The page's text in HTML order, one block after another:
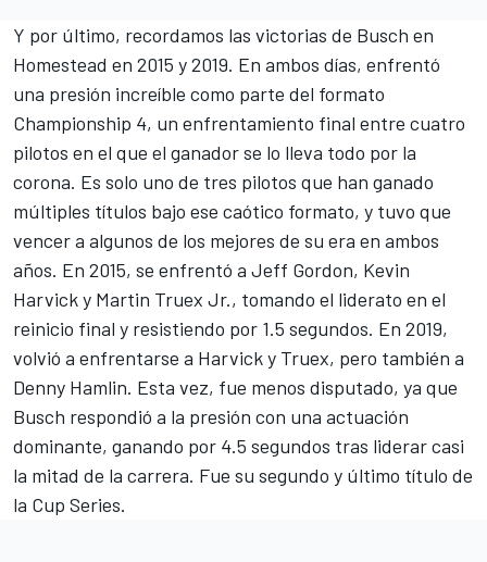
Y por último, recordamos las victorias de Busch en
Homestead en 2015 y 2019. En ambos días, enfrentó
una presión increíble como parte del formato
Championship 4, un enfrentamiento final entre cuatro
pilotos en el que el ganador se lo lleva todo por la
corona. Es solo uno de tres pilotos que han ganado
múltiples títulos bajo ese caótico formato, y tuvo que
vencer a algunos de los mejores de su era en ambos
años. En 2015, se enfrentó a Jeff Gordon, Kevin
Harvicky Martin Truex Jr., tomando el liderato en el
reinicio final y resistiendo por 1.5 segundos. En 2019,
volvió a enfrentarse a Harvick y Truex, pero también a
Denny Hamlin. Esta vez, fue menos disputado, ya que
Busch respondió a la presión con una actuación
dominante, ganando por 4.5 segundos tras liderar casi
la mitad de la carrera. Fue su segundo y último título de
la Cup Series.